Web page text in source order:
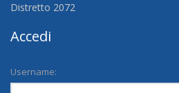
Distretto 2072
Accedi
Username: